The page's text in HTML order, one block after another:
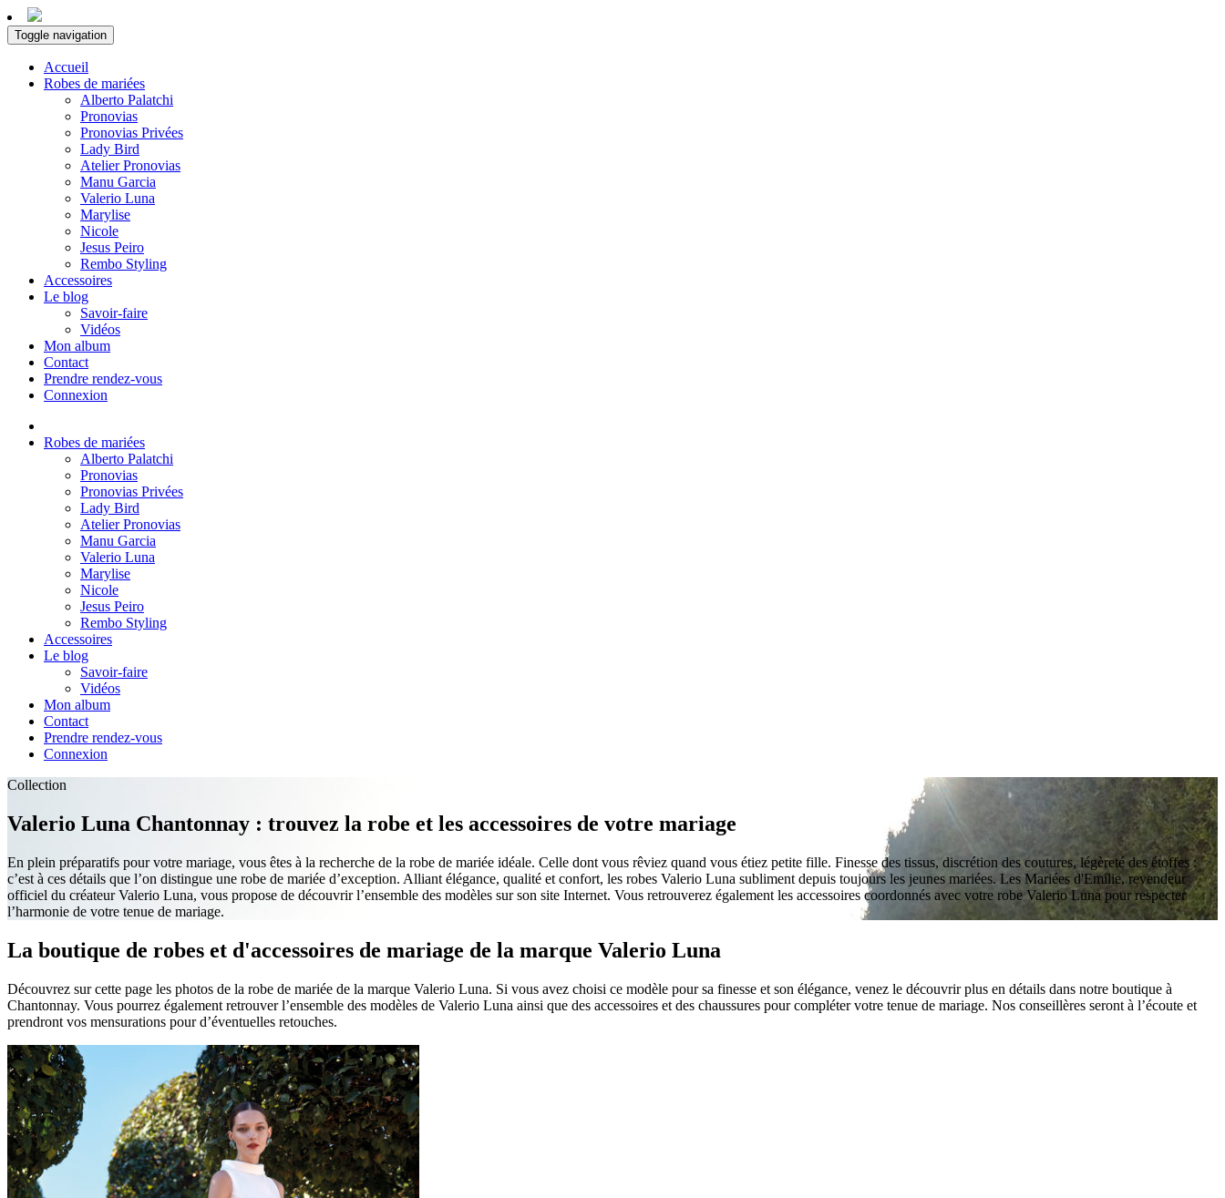
Toggle navigation
Accueil
Robes de mariées
Alberto Palatchi
Pronovias
Pronovias Privées
Lady Bird
Atelier Pronovias
Manu Garcia
Valerio Luna
Marylise
Nicole
Jesus Peiro
Rembo Styling
Accessoires
Le blog
Savoir-faire
Vidéos
Mon album
Contact
Prendre rendez-vous
Connexion
Robes de mariées
Alberto Palatchi
Pronovias
Pronovias Privées
Lady Bird
Atelier Pronovias
Manu Garcia
Valerio Luna
Marylise
Nicole
Jesus Peiro
Rembo Styling
Accessoires
Le blog
Savoir-faire
Vidéos
Mon album
Contact
Prendre rendez-vous
Connexion
Collection
Valerio Luna Chantonnay : trouvez la robe et les accessoires de votre mariage
En plein préparatifs pour votre mariage, vous êtes à la recherche de la robe de mariée idéale. Celle dont vous rêviez quand vous étiez petite fille. Finesse des tissus, discrétion des coutures, légèreté des étoffes :
c’est à ces détails que l’on distingue une robe de mariée d’exception. Alliant élégance, qualité et confort, les robes Valerio Luna subliment depuis toujours les jeunes mariées. Les Mariées d'Emilie, revendeur
officiel du créateur Valerio Luna, vous propose de découvrir l’ensemble des modèles sur son site Internet. Vous retrouverez également les accessoires coordonnés avec votre robe Valerio Luna pour respecter
l’harmonie de votre tenue de mariage.
La boutique de robes et d'accessoires de mariage de la marque Valerio Luna
Découvrez sur cette page les photos de la robe de mariée de la marque Valerio Luna. Si vous avez choisi ce modèle pour sa finesse et son élégance, venez le découvrir plus en détails dans notre boutique à
Chantonnay. Vous pourrez également retrouver l’ensemble des modèles de Valerio Luna ainsi que des accessoires et des chaussures pour compléter votre tenue de mariage. Nos conseillères seront à l’écoute et
prendront vos mensurations pour d’éventuelles retouches.